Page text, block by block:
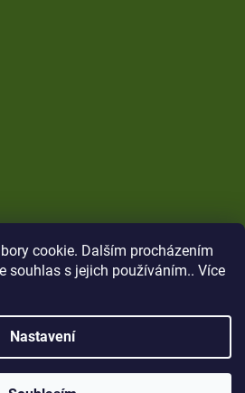
cookie. Dalším procházením
souhlas s jejich používáním.. Více
Nastavení
Brothers. Všechna práva